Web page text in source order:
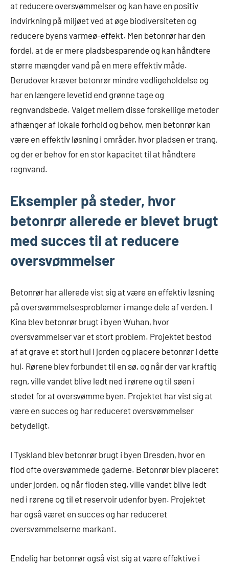
at reducere oversvømmelser og kan have en positiv
indvirkning på miljøet ved at øge biodiversiteten og
reducere byens varmeø-effekt. Men betonrør har den
fordel, at de er mere pladsbesparende og kan håndtere
større mængder vand på en mere effektiv måde.
Derudover kræver betonrør mindre vedligeholdelse og
har en længere levetid end grønne tage og
regnvandsbede. Valget mellem disse forskellige metoder
afhænger af lokale forhold og behov, men betonrør kan
være en effektiv løsning i områder, hvor pladsen er trang,
og der er behov for en stor kapacitet til at håndtere
regnvand.
Eksempler på steder, hvor
betonrør allerede er blevet brugt
med succes til at reducere
oversvømmelser
Betonrør har allerede vist sig at være en effektiv løsning
på oversvømmelsesproblemer i mange dele af verden. I
Kina blev betonrør brugt i byen Wuhan, hvor
oversvømmelser var et stort problem. Projektet bestod
af at grave et stort hul i jorden og placere betonrør i dette
hul. Rørene blev forbundet til en sø, og når der var kraftig
regn, ville vandet blive ledt ned i rørene og til søen i
stedet for at oversvømme byen. Projektet har vist sig at
være en succes og har reduceret oversvømmelser
betydeligt.
I Tyskland blev betonrør brugt i byen Dresden, hvor en
flod ofte oversvømmede gaderne. Betonrør blev placeret
under jorden, og når floden steg, ville vandet blive ledt
ned i rørene og til et reservoir udenfor byen. Projektet
har også været en succes og har reduceret
oversvømmelserne markant.
Endelig har betonrør også vist sig at være effektive i